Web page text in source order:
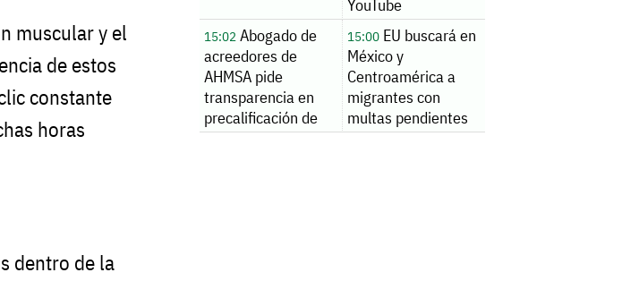
muscular y el
de estos
constante
horas
dentro de la
YouTube
15:02 Abogado de
acreedores de
AHMSA pide
transparencia en
precalificación de
posibles
15:00EU buscará en
México y
Centroamérica a
migrantes con
multas pendientes